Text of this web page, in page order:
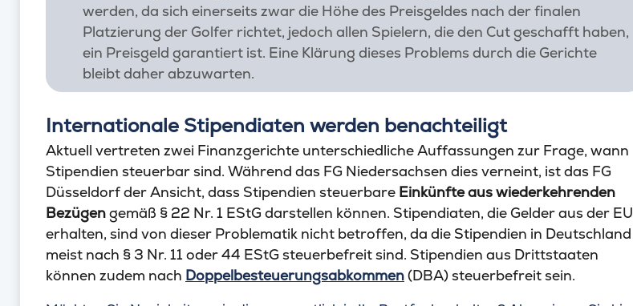
werden, da sich einerseits zwar die Höhe des Preisgeldes nach der finalen
Platzierung der Golfer richtet, jedoch allen Spielern, die den Cut geschafft haben,
ein Preisgeld garantiert ist. Eine Klärung dieses Problems durch die Gerichte
bleibt daher abzuwarten.
Internationale Stipendiaten werden benachteiligt
Aktuell vertreten zwei Finanzgerichte unterschiedliche Auffassungen zur Frage, wann
Stipendien steuerbar sind. Während das FG Niedersachsen dies verneint, ist das FG
Düsseldorf der Ansicht, dass Stipendien steuerbare Einkünfte aus wiederkehrenden
Bezügengemäß § 22 Nr. 1 EStG darstellen können. Stipendiaten, die Gelder aus der EU
erhalten, sind von dieser Problematik nicht betroffen, da die Stipendien in Deutschland
meist nach § 3 Nr. 11 oder 44 EStG steuerbefreit sind. Stipendien aus Drittstaaten
können zudem nach Doppelbesteuerungsabkommen(DBA) steuerbefreit sein.